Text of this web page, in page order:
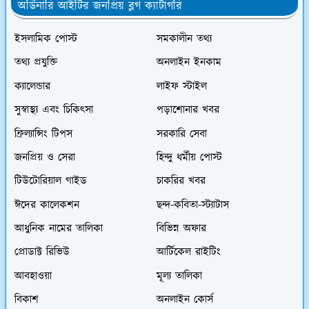
অর্ডিনারি আইটির জনপ্রিয় ব্লগ ক্যাটাগরি
ইসলামিক পোস্ট
সমকালীন তথ্য
তথ্য প্রযুক্তি
অনলাইন ইনকাম
ক্যালেন্ডার
লাইফ স্টাইল
সুস্বাস্থ্য এবং চিকিৎসা
পড়াশোনার খবর
ফ্রিল্যান্সিং টিপস
সরকারি সেবা
জনপ্রিয় ও সেরা
হিন্দু ধর্মীয় পোস্ট
টিউটোরিয়াল গাইড
চাকরির খবর
ঈদের কালেকশন
ছন্দ-কবিতা-স্ট্যাটাস
আধুনিক নামের তালিকা
বিভিন্ন অফার
প্রোডাক্ট রিভিউ
আর্টিকেল রাইটিং
আবহাওয়া
মূল্য তালিকা
বিকাশ
অনলাইন কোর্স